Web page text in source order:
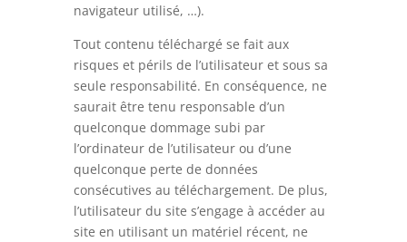
navigateur utilisé, …).
Tout contenu téléchargé se fait aux
risques et périls de l’utilisateur et sous sa
seule responsabilité. En conséquence, ne
saurait être tenu responsable d’un
quelconque dommage subi par
l’ordinateur de l’utilisateur ou d’une
quelconque perte de données
consécutives au téléchargement. De plus,
l’utilisateur du site s’engage à accéder au
site en utilisant un matériel récent, ne